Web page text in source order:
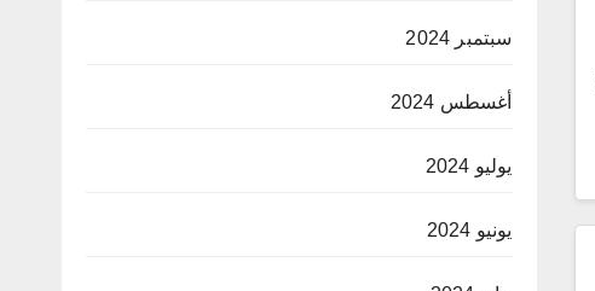
سبتمبر 2024
أغسطس 2024
يوليو 2024
يونيو 2024